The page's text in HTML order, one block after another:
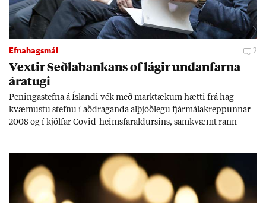
Efnahagsmál 2
Vext­ir Seðla­bank­ans of lág­ir und­an­farna
ára­tugi
Pen­inga­stefna á Ís­landi vék með mark­tæk­um hætti frá hag­
kvæm­ustu stefnu í að­drag­anda al­þjóð­legu fjár­málakrepp­unn­ar
2008 og í kjöl­far Covid-heims­far­ald­urs­ins, sam­kvæmt rann­